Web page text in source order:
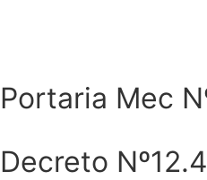
Portaria Mec
Decreto